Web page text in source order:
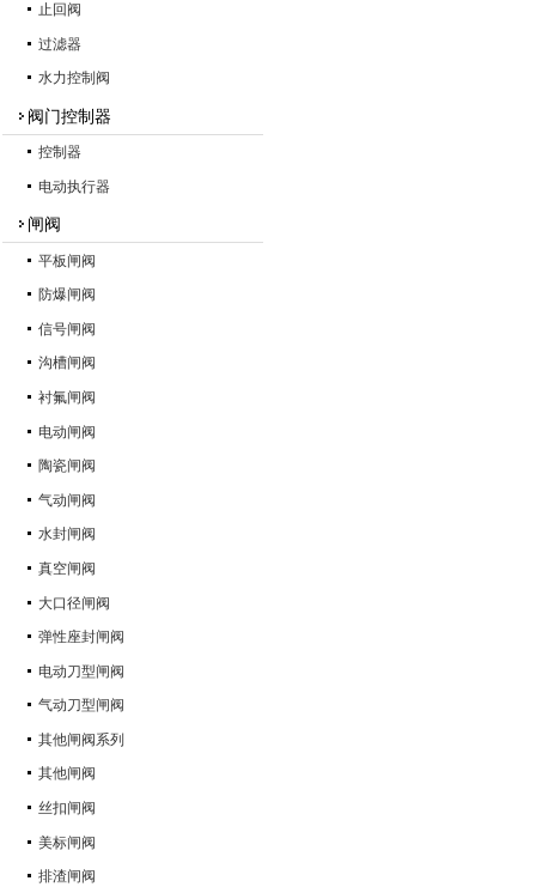
止回阀
过滤器
水力控制阀
阀门控制器
控制器
电动执行器
闸阀
平板闸阀
防爆闸阀
信号闸阀
沟槽闸阀
衬氟闸阀
电动闸阀
陶瓷闸阀
气动闸阀
水封闸阀
真空闸阀
大口径闸阀
弹性座封闸阀
电动刀型闸阀
气动刀型闸阀
其他闸阀系列
其他闸阀
丝扣闸阀
美标闸阀
排渣闸阀